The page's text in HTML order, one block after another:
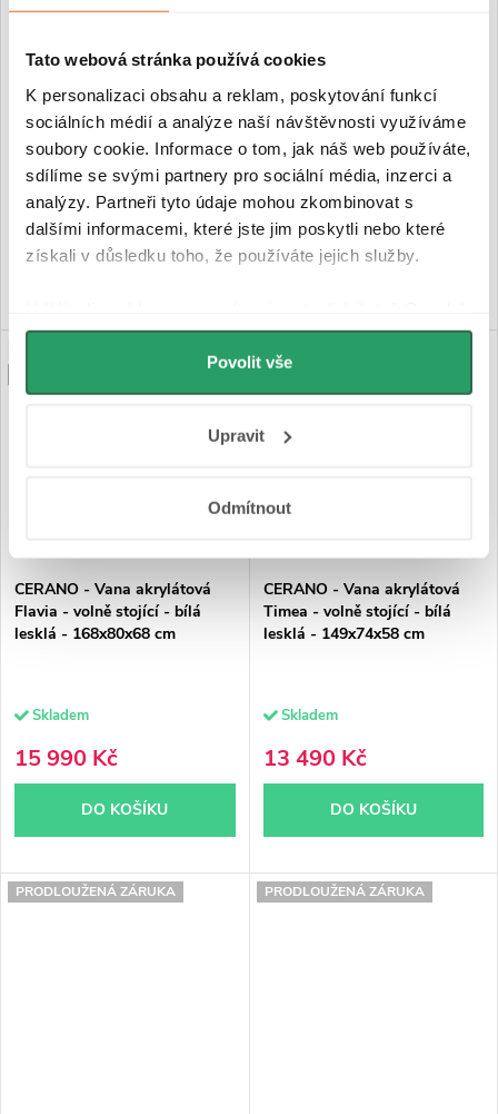
Tato webová stránka používá cookies
K personalizaci obsahu a reklam, poskytování funkcí
sociálních médií a analýze naší návštěvnosti využíváme
soubory cookie. Informace o tom, jak náš web používáte,
sdílíme se svými partnery pro sociální média, inzerci a
analýzy. Partneři tyto údaje mohou zkombinovat s
dalšími informacemi, které jste jim poskytli nebo které
získali v důsledku toho, že používáte jejich služby.
můžeme používat cookies pro analytiku a
personalizovanou reklamu. Jak Google zpracovává
osobní údaje najdete na stránkách
Povolit vše
Upravit
Odmítnout
mramoru Emilia - volně stojící
- černá matná - 160x75x55 cm
Na cestě
35 490 Kč
DO KOŠÍKU
Flavia - volně stojící - bílá
lesklá - 148x79,5x66 cm
Skladem
14 890 Kč
DO KOŠÍKU
CERANO - Vana akrylátová
Flavia - volně stojící - bílá
lesklá - 168x80x68 cm
Skladem
15 990 Kč
DO KOŠÍKU
PRODLOUŽENÁ ZÁRUKA
CERANO - Vana akrylátová
Timea - volně stojící - bílá
lesklá - 149x74x58 cm
Skladem
13 490 Kč
DO KOŠÍKU
PRODLOUŽENÁ ZÁRUKA PRODLOUŽENÁ ZÁRUKA